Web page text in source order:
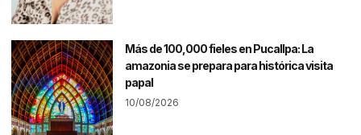
Más de 100,000 fieles en Pucallpa: La
amazonia se prepara para histórica visita
papal
10/08/2026